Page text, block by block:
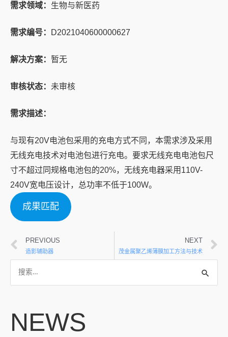
需求领域： 生物与新医药
需求编号： D2021040600000627
解决方案： 暂无
审核状态： 未审核
需求描述：
与现有20V电池包采用的充电方式不同，本需求涉及采用
无线充电技术对电池包进行充电。要求无线充电电池包尺
寸不超过同规格电池包的20%，无线充电器采用110V-
240V宽电压设计，总功率不低于100W。
成果匹配
PREVIOUS
造影辅助器
NEXT
茂金属聚乙烯薄膜加工方法与技术
NEWS